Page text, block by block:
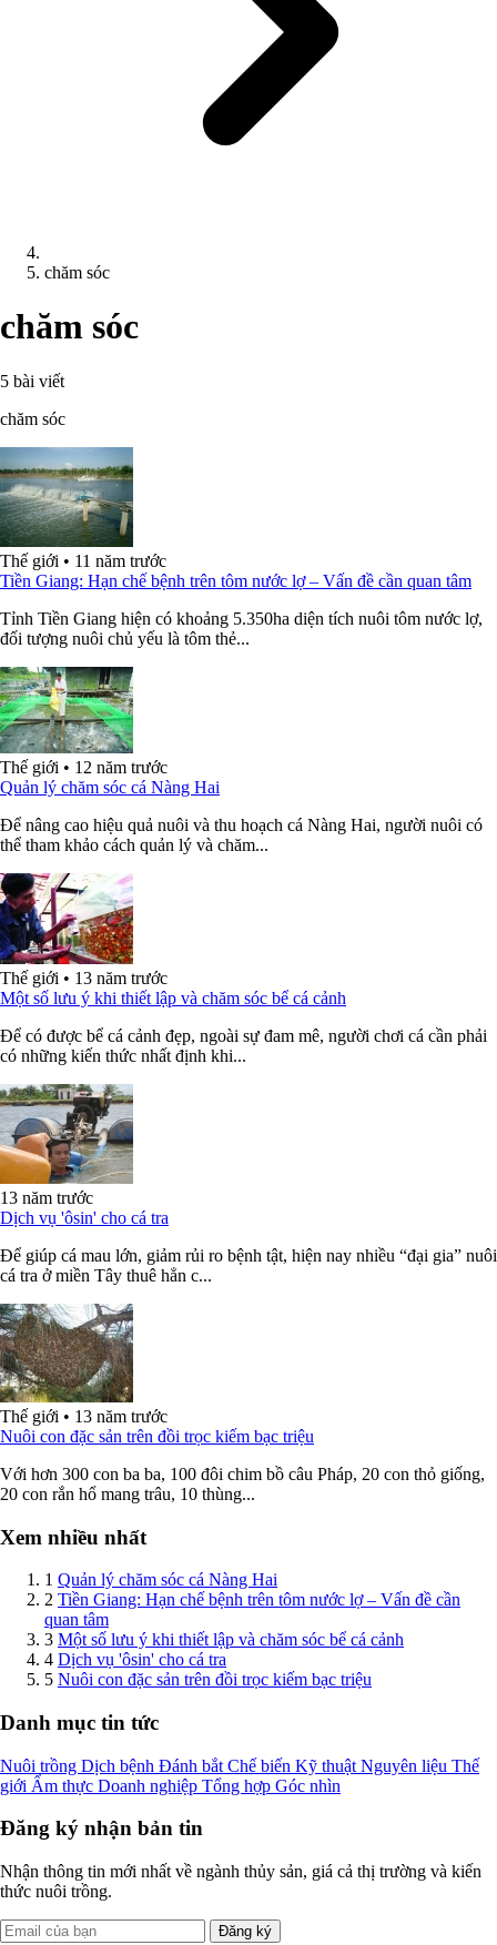
chăm sóc
chăm sóc
5 bài viết
chăm sóc
Thế giới • 11 năm trước
Tiền Giang: Hạn chế bệnh trên tôm nước lợ – Vấn đề cần quan tâm
Tỉnh Tiền Giang hiện có khoảng 5.350ha diện tích nuôi tôm nước lợ,
đối tượng nuôi chủ yếu là tôm thẻ...
Thế giới • 12 năm trước
Quản lý chăm sóc cá Nàng Hai
Để nâng cao hiệu quả nuôi và thu hoạch cá Nàng Hai, người nuôi có
thể tham khảo cách quản lý và chăm...
Thế giới • 13 năm trước
Một số lưu ý khi thiết lập và chăm sóc bể cá cảnh
Để có được bể cá cảnh đẹp, ngoài sự đam mê, người chơi cá cần phải
có những kiến thức nhất định khi...
13 năm trước
Dịch vụ 'ôsin' cho cá tra
Để giúp cá mau lớn, giảm rủi ro bệnh tật, hiện nay nhiều “đại gia” nuôi
cá tra ở miền Tây thuê hẳn c...
Thế giới • 13 năm trước
Nuôi con đặc sản trên đồi trọc kiếm bạc triệu
Với hơn 300 con ba ba, 100 đôi chim bồ câu Pháp, 20 con thỏ giống,
20 con rắn hổ mang trâu, 10 thùng...
Xem nhiều nhất
1 Quản lý chăm sóc cá Nàng Hai
2 Tiền Giang: Hạn chế bệnh trên tôm nước lợ – Vấn đề cần
quan tâm
3 Một số lưu ý khi thiết lập và chăm sóc bể cá cảnh
4 Dịch vụ 'ôsin' cho cá tra
5 Nuôi con đặc sản trên đồi trọc kiếm bạc triệu
Danh mục tin tức
Nuôi trồng Dịch bệnh Đánh bắt Chế biến Kỹ thuật Nguyên liệu Thế
giới Ẩm thực Doanh nghiệp Tổng hợp Góc nhìn
Đăng ký nhận bản tin
Nhận thông tin mới nhất về ngành thủy sản, giá cả thị trường và kiến
thức nuôi trồng.
Đăng ký